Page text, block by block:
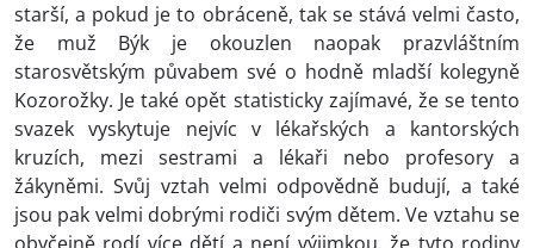
starší, a pokud je to obráceně, tak se stává velmi často,
že muž Býk je okouzlen naopak prazvláštním
starosvětským půvabem své o hodně mladší kolegyně
Kozorožky. Je také opět statisticky zajímavé, že se tento
svazek vyskytuje nejvíc v lékařských a kantorských
kruzích, mezi sestrami a lékaři nebo profesory a
žákyněmi. Svůj vztah velmi odpovědně budují, a také
jsou pak velmi dobrými rodiči svým dětem. Ve vztahu se